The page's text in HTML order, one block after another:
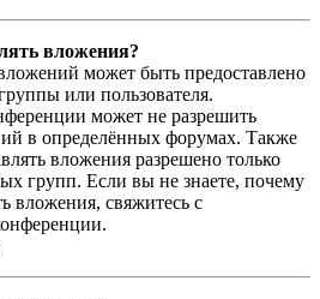
вложения?
может быть предоставлено
или пользователя.
может не разрешить
в определённых форумах. Также
вложения разрешено только
групп. Если вы не знаете, почему
вложения, свяжитесь с